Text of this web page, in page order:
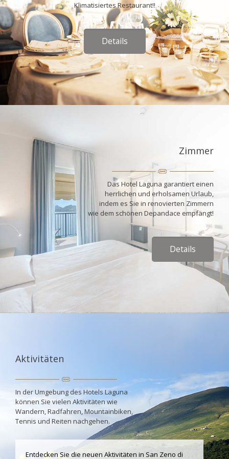
Klimatisiertes Restaurant!!
Details
Zimmer
Das Hotel Laguna garantiert einen
herrlichen und erholsamen Urlaub,
indem es Sie in renovierten Zimmern
wie dem schönen Depandace empfängt!
Details
Aktivitäten
In der Umgebung des Hotels Laguna
können Sie vielen Aktivitäten wie
Wandern, Radfahren, Mountainbiken,
Tennis und Reiten nachgehen.
Entdecken Sie die neuen Aktivitäten in San Zeno di